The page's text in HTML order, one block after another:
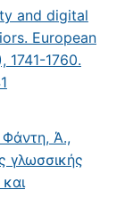
and digital
European
1741-1760.
Ά.,
γλωσσικής